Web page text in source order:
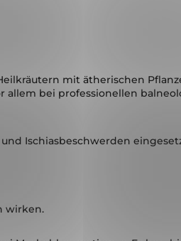
mit ätherischen
bei professionellen
Ischiasbeschwerden
wirken.